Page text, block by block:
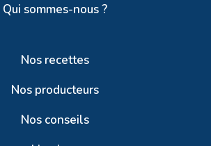
Qui sommes-nous ?
Nos recettes
Nos producteurs
Nos conseils